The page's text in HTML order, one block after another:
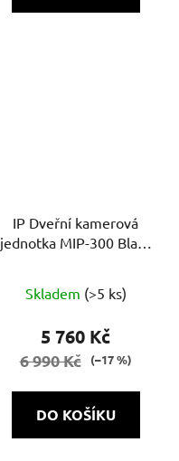
IP Dveřní kamerová
jednotka MIP-300 Black
Skladem (>5 ks)
5 760 Kč
6 990 Kč (–17 %)
DO KOŠÍKU